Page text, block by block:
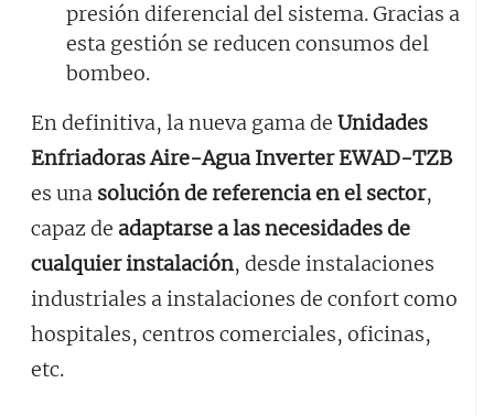
presión diferencial del sistema. Gracias a
esta gestión se reducen consumos del
bombeo.
En definitiva, la nueva gama de Unidades
Enfriadoras Aire-Agua Inverter EWAD-TZB
es una solución de referencia en el sector,
capaz de adaptarse a las necesidades de
cualquier instalación, desde instalaciones
industriales a instalaciones de confort como
hospitales, centros comerciales, oficinas,
etc.